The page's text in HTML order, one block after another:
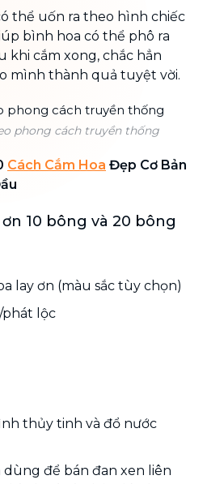
thể uốn ra theo hình chiếc
bình hoa có thể phô ra
khi cắm xong, chắc hẳn
mình thành quả tuyệt vời.
phong cách truyền thống
Cách Cắm Hoa Đẹp Cơ Bản
10 bông và 20 bông
lay ơn (màu sắc tùy chọn)
phát lộc
thủy tinh và đổ nước
dùng để bán đan xen liên